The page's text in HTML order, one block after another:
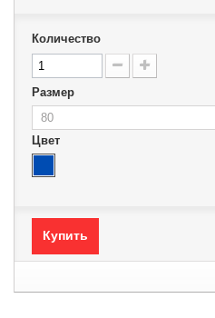
Количество
Размер
Цвет
Купить